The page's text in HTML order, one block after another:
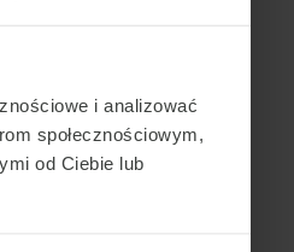
i analizować
społecznościowym,
od Ciebie lub